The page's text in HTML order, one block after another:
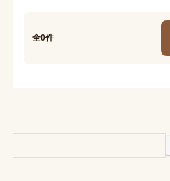
全0件